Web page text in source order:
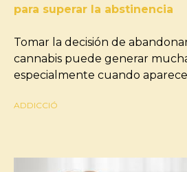
para superar la abstinencia
Tomar la decisión de
cannabis puede generar
especialmente cuando
ADDICCIÓ